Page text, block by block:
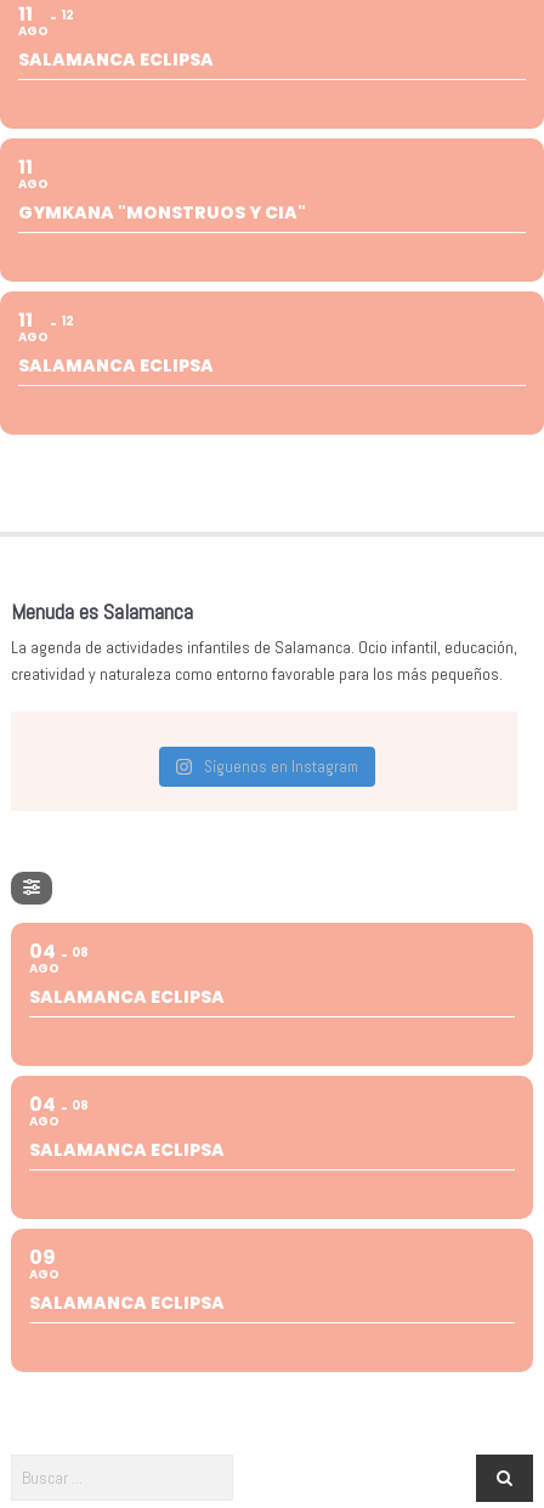
11
AGO
12
SALAMANCA ECLIPSA
11
AGO
GYMKANA "MONSTRUOS Y CIA"
11
AGO
12
SALAMANCA ECLIPSA
Menuda es Salamanca
La agenda de actividades infantiles de Salamanca. Ocio infantil, educación,
creatividad y naturaleza como entorno favorable para los más pequeños.
Síguenos en Instagram
04
AGO
08
SALAMANCA ECLIPSA
04
AGO
08
SALAMANCA ECLIPSA
09
AGO
SALAMANCA ECLIPSA